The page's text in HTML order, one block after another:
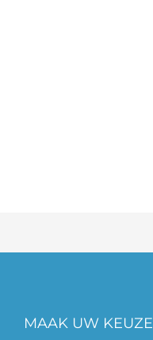
MAAK UW KEUZE